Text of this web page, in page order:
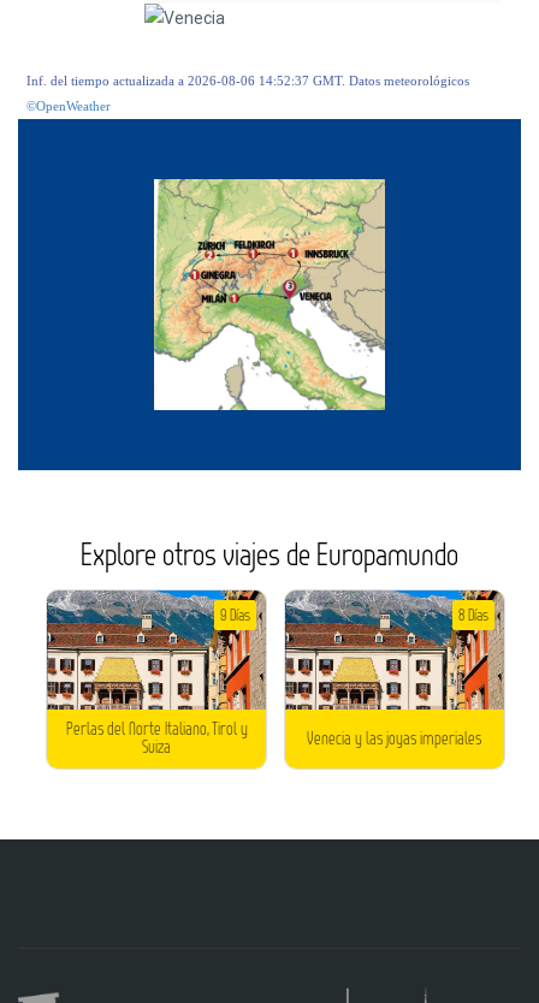
Inf. del tiempo actualizada a 2026-08-06 14:52:37 GMT. Datos meteorológicos
©OpenWeather
Explore otros viajes de Europamundo
Perlas del Norte Italiano, Tirol y
Suiza
9 Días
Venecia y las joyas imperiales
8 Días